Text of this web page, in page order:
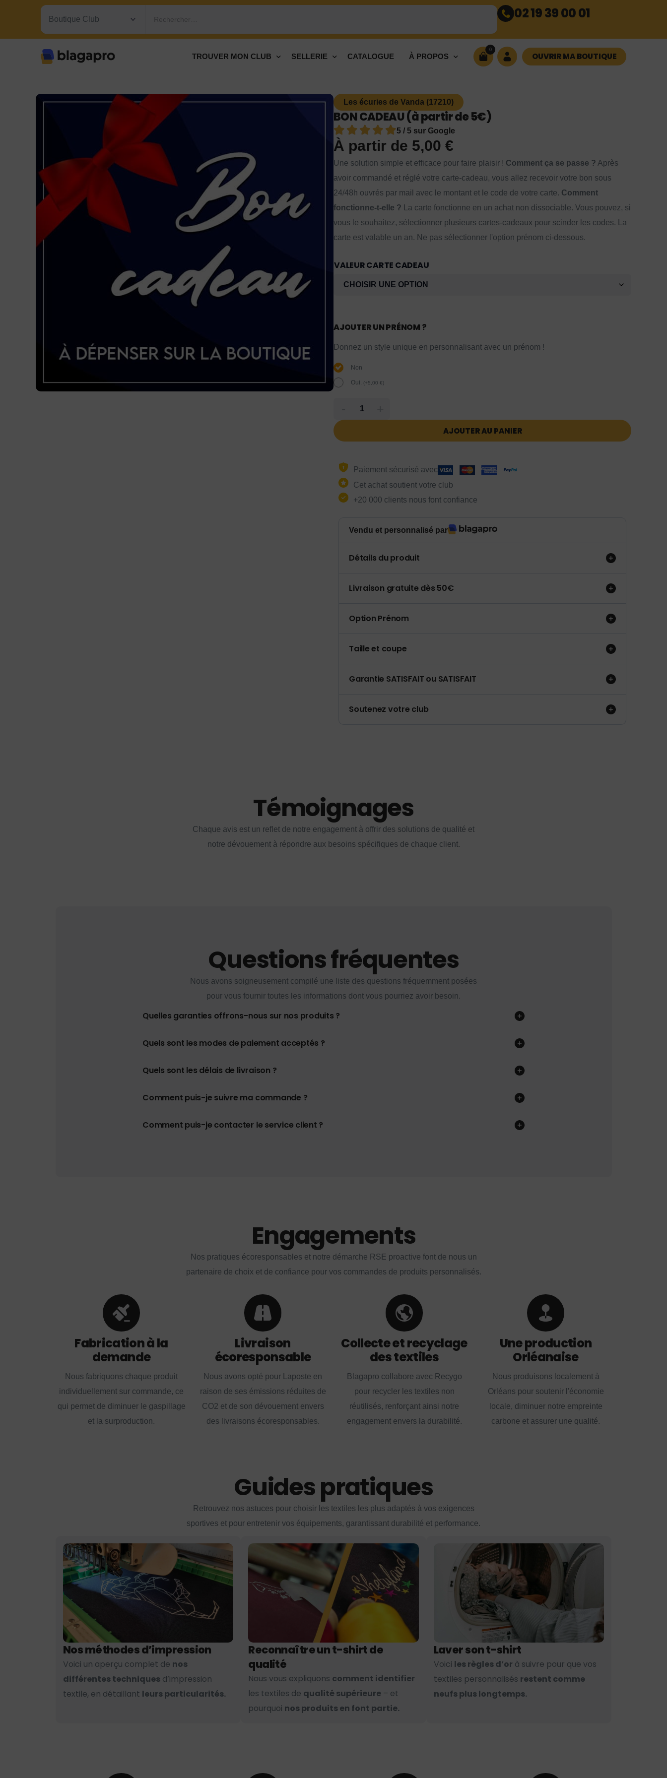
Rechercher… 02 19 39 00 01
TROUVER MON CLUB SELLERIE CATALOGUE À PROPOS
0
OUVRIR MA BOUTIQUE
Les écuries de Vanda (17210)
BON CADEAU (à partir de 5€)
5 / 5 sur Google
À partir de 5,00 €
Une solution simple et efficace pour faire plaisir ! Comment ça se passe ? Après
avoir commandé et réglé votre carte-cadeau, vous allez recevoir votre bon sous
24/48h ouvrés par mail avec le montant et le code de votre carte. Comment
fonctionne-t-elle ? La carte fonctionne en un achat non dissociable. Vous pouvez, si
vous le souhaitez, sélectionner plusieurs cartes-cadeaux pour scinder les codes. La
carte est valable un an. Ne pas sélectionner l'option prénom ci-dessous.
VALEUR CARTE CADEAU
AJOUTER UN PRÉNOM ?
Donnez un style unique en personnalisant avec un prénom !
Non
Oui. (+5,00 €)
AJOUTER AU PANIER
Paiement sécurisé avec
Cet achat soutient votre club
+20 000 clients nous font confiance
Vendu et personnalisé par
Détails du produit
Livraison gratuite dès 50€
Option Prénom
Taille et coupe
Garantie SATISFAIT ou SATISFAIT
Soutenez votre club
Témoignages
Chaque avis est un reflet de notre engagement à offrir des solutions de qualité et
notre dévouement à répondre aux besoins spécifiques de chaque client.
Questions fréquentes
Nous avons soigneusement compilé une liste des questions fréquemment posées
pour vous fournir toutes les informations dont vous pourriez avoir besoin.
Quelles garanties offrons-nous sur nos produits ?
Quels sont les modes de paiement acceptés ?
Quels sont les délais de livraison ?
Comment puis-je suivre ma commande ?
Comment puis-je contacter le service client ?
Engagements
Nos pratiques écoresponsables et notre démarche RSE proactive font de nous un
partenaire de choix et de confiance pour vos commandes de produits personnalisés.
Fabrication à la
demande
Nous fabriquons chaque produit
individuellement sur commande, ce
qui permet de diminuer le gaspillage
et la surproduction.
Livraison
écoresponsable
Nous avons opté pour Laposte en
raison de ses émissions réduites de
CO2 et de son dévouement envers
des livraisons écoresponsables.
Collecte et recyclage
des textiles
Blagapro collabore avec Recygo
pour recycler les textiles non
réutilisés, renforçant ainsi notre
engagement envers la durabilité.
Une production
Orléanaise
Nous produisons localement à
Orléans pour soutenir l'économie
locale, diminuer notre empreinte
carbone et assurer une qualité.
Guides pratiques
Retrouvez nos astuces pour choisir les textiles les plus adaptés à vos exigences
sportives et pour entretenir vos équipements, garantissant durabilité et performance.
Nos méthodes d’impression
Voici un aperçu complet de nos
différentes techniques d’impression
textile, en détaillant leurs particularités.
Reconnaître un t-shirt de
qualité
Nous vous expliquons comment identifier
les textiles de qualité supérieure – et
pourquoi nos produits en font partie.
Laver son t-shirt
Voici les règles d’or à suivre pour que vos
textiles personnalisés restent comme
neufs plus longtemps.